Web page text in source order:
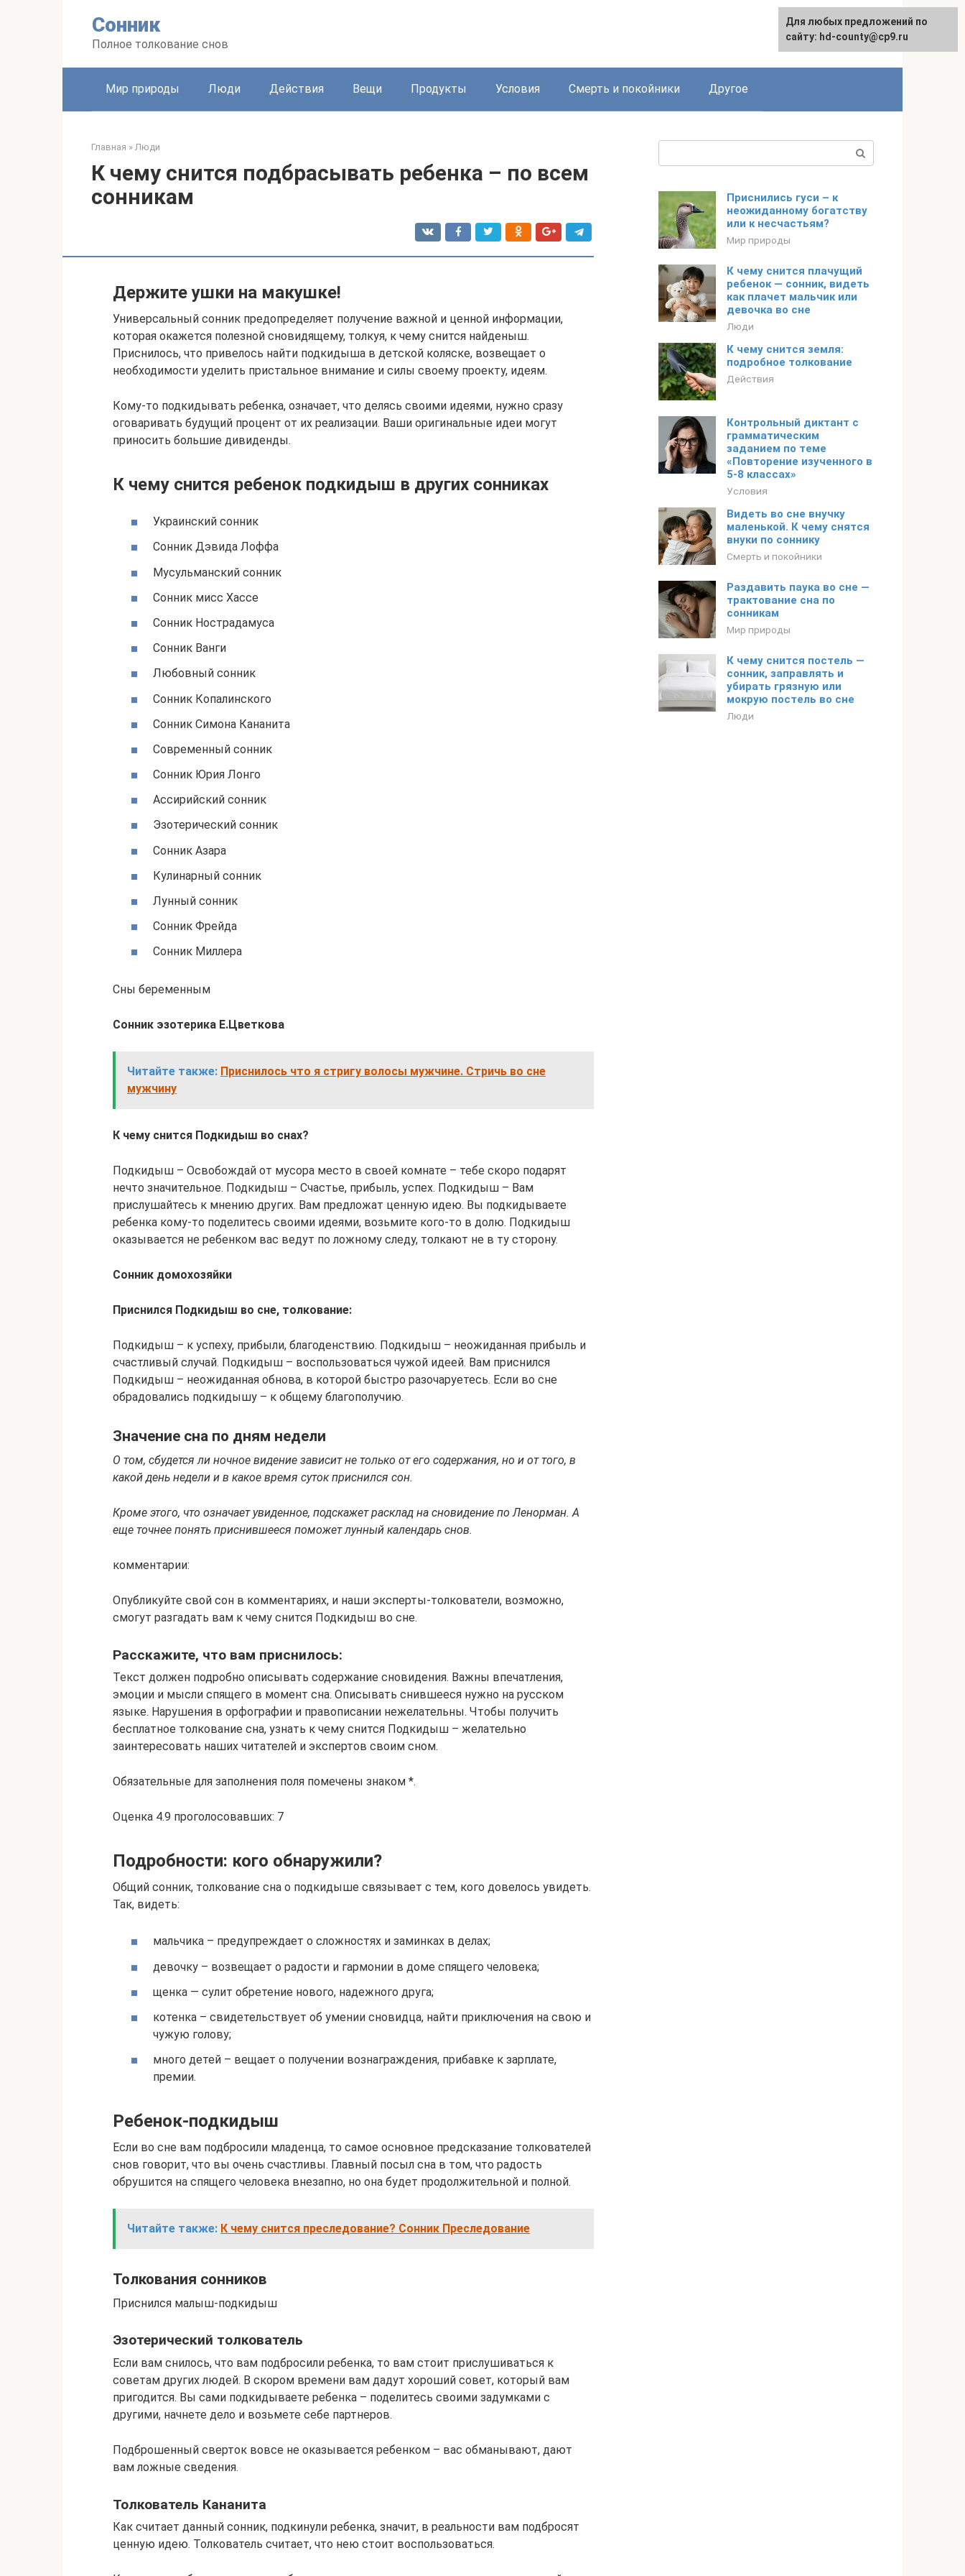
Сонник
Полное толкование снов
Мир природы Люди Действия Вещи Продукты Условия Смерть и покойники Другое
Главная » Люди
К чему снится подбрасывать ребенка – по всем
сонникам
Держите ушки на макушке!
Универсальный сонник предопределяет получение важной и ценной информации,
которая окажется полезной сновидящему, толкуя, к чему снится найденыш.
Приснилось, что привелось найти подкидыша в детской коляске, возвещает о
необходимости уделить пристальное внимание и силы своему проекту, идеям.
Кому-то подкидывать ребенка, означает, что делясь своими идеями, нужно сразу
оговаривать будущий процент от их реализации. Ваши оригинальные идеи могут
приносить большие дивиденды.
К чему снится ребенок подкидыш в других сонниках
Украинский сонник
Сонник Дэвида Лоффа
Мусульманский сонник
Сонник мисс Хассе
Сонник Нострадамуса
Сонник Ванги
Любовный сонник
Сонник Копалинского
Сонник Симона Кананита
Современный сонник
Сонник Юрия Лонго
Ассирийский сонник
Эзотерический сонник
Сонник Азара
Кулинарный сонник
Лунный сонник
Сонник Фрейда
Сонник Миллера
Сны беременным
Сонник эзотерика Е.Цветкова
Читайте также: Приснилось что я стригу волосы мужчине. Стричь во сне
мужчину
К чему снится Подкидыш во снах?
Подкидыш – Освобождай от мусора место в своей комнате – тебе скоро подарят
нечто значительное. Подкидыш – Счастье, прибыль, успех. Подкидыш – Вам
прислушайтесь к мнению других. Вам предложат ценную идею. Вы подкидываете
ребенка кому-то поделитесь своими идеями, возьмите кого-то в долю. Подкидыш
оказывается не ребенком вас ведут по ложному следу, толкают не в ту сторону.
Сонник домохозяйки
Приснился Подкидыш во сне, толкование:
Подкидыш – к успеху, прибыли, благоденствию. Подкидыш – неожиданная прибыль и
счастливый случай. Подкидыш – воспользоваться чужой идеей. Вам приснился
Подкидыш – неожиданная обнова, в которой быстро разочаруетесь. Если во сне
обрадовались подкидышу – к общему благополучию.
Значение сна по дням недели
О том, сбудется ли ночное видение зависит не только от его содержания, но и от того, в
какой день недели и в какое время суток приснился сон.
Кроме этого, что означает увиденное, подскажет расклад на сновидение по Ленорман. А
еще точнее понять приснившееся поможет лунный календарь снов.
комментарии:
Опубликуйте свой сон в комментариях, и наши эксперты-толкователи, возможно,
смогут разгадать вам к чему снится Подкидыш во сне.
Расскажите, что вам приснилось:
Текст должен подробно описывать содержание сновидения. Важны впечатления,
эмоции и мысли спящего в момент сна. Описывать снившееся нужно на русском
языке. Нарушения в орфографии и правописании нежелательны. Чтобы получить
бесплатное толкование сна, узнать к чему снится Подкидыш – желательно
заинтересовать наших читателей и экспертов своим сном.
Обязательные для заполнения поля помечены знаком *.
Оценка 4.9 проголосовавших: 7
Подробности: кого обнаружили?
Общий сонник, толкование сна о подкидыше связывает с тем, кого довелось увидеть.
Так, видеть:
мальчика – предупреждает о сложностях и заминках в делах;
девочку – возвещает о радости и гармонии в доме спящего человека;
щенка — сулит обретение нового, надежного друга;
котенка – свидетельствует об умении сновидца, найти приключения на свою и
чужую голову;
много детей – вещает о получении вознаграждения, прибавке к зарплате,
премии.
Ребенок-подкидыш
Если во сне вам подбросили младенца, то самое основное предсказание толкователей
снов говорит, что вы очень счастливы. Главный посыл сна в том, что радость
обрушится на спящего человека внезапно, но она будет продолжительной и полной.
Читайте также: К чему снится преследование? Сонник Преследование
Толкования сонников
Приснился малыш-подкидыш
Эзотерический толкователь
Если вам снилось, что вам подбросили ребенка, то вам стоит прислушиваться к
советам других людей. В скором времени вам дадут хороший совет, который вам
пригодится. Вы сами подкидываете ребенка – поделитесь своими задумками с
другими, начнете дело и возьмете себе партнеров.
Подброшенный сверток вовсе не оказывается ребенком – вас обманывают, дают
вам ложные сведения.
Толкователь Кананита
Как считает данный сонник, подкинули ребенка, значит, в реальности вам подбросят
ценную идею. Толкователь считает, что нею стоит воспользоваться.
Приснились гуси – к
неожиданному богатству
или к несчастьям?
Мир природы
К чему снится плачущий
ребенок — сонник, видеть
как плачет мальчик или
девочка во сне
Люди
К чему снится земля:
подробное толкование
Действия
Контрольный диктант с
грамматическим
заданием по теме
«Повторение изученного в
5-8 классах»
Условия
Видеть во сне внучку
маленькой. К чему снятся
внуки по соннику
Смерть и покойники
Раздавить паука во сне —
трактование сна по
сонникам
Мир природы
К чему снится постель —
сонник, заправлять и
убирать грязную или
мокрую постель во сне
Люди
Для любых предложений по
сайту: hd-county@cp9.ru